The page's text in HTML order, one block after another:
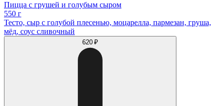
Пицца с грушей и голубым сыром
550 г
Тесто, сыр с голубой плесенью, моцарелла, пармезан, груша,
мёд, соус сливочный
620 ₽